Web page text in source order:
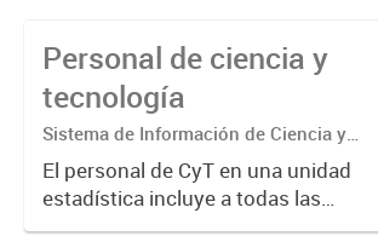
Personal de ciencia y
tecnología
Sistema de Información de Ciencia y
Tecnología Argentino (SICYTAR)
El personal de CyT en una unidad
estadística incluye a todas las
personas involucradas